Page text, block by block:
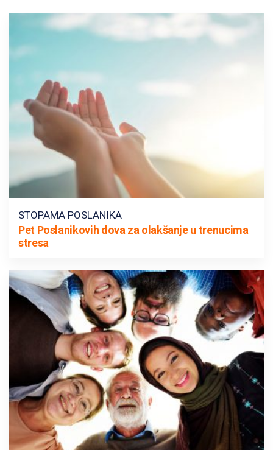
STOPAMA POSLANIKA
Pet Poslanikovih dova za olakšanje u trenucima
stresa